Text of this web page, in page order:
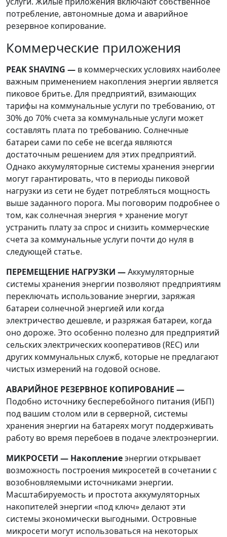
потребление, автономные дома и аварийное
резервное копирование.
Коммерческие приложения
PEAK SHAVING — в коммерческих условиях наиболее
важным применением накопления энергии является
пиковое бритье. Для предприятий, взимающих
тарифы на коммунальные услуги по требованию, от
30% до 70% счета за коммунальные услуги может
составлять плата по требованию. Солнечные
батареи сами по себе не всегда являются
достаточным решением для этих предприятий.
Однако аккумуляторные системы хранения энергии
могут гарантировать, что в периоды пиковой
нагрузки из сети не будет потребляться мощность
выше заданного порога. Мы поговорим подробнее о
том, как солнечная энергия + хранение могут
устранить плату за спрос и снизить коммерческие
счета за коммунальные услуги почти до нуля в
следующей статье.
ПЕРЕМЕЩЕНИЕ НАГРУЗКИ —Аккумуляторные
системы хранения энергии позволяют предприятиям
переключать использование энергии, заряжая
батареи солнечной энергией или когда
электричество дешевле, и разряжая батареи, когда
оно дороже. Это особенно полезно для предприятий
сельских электрических кооперативов (REC) или
других коммунальных служб, которые не предлагают
чистых измерений на годовой основе.
АВАРИЙНОЕ РЕЗЕРВНОЕ КОПИРОВАНИЕ —
Подобно источнику бесперебойного питания (ИБП)
под вашим столом или в серверной, системы
хранения энергии на батареях могут поддерживать
работу во время перебоев в подаче электроэнергии.
МИКРОСЕТИ — Накоплениеэнергии открывает
возможность построения микросетей в сочетании с
возобновляемыми источниками энергии.
Масштабируемость и простота аккумуляторных
накопителей энергии «под ключ» делают эти
системы экономически выгодными. Островные
микросети могут использоваться на некоторых